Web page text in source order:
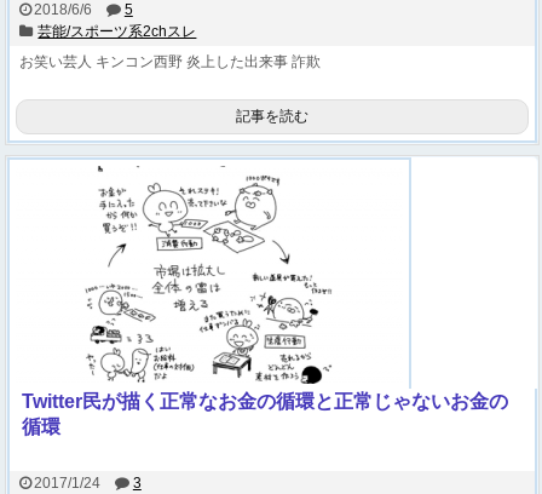
2018/6/6
5
芸能/スポーツ系2chスレ
お笑い芸人 キンコン西野 炎上した出来事 詐欺
記事を読む
Twitter民が描く正常なお金の循環と正常じゃないお金の
循環
2017/1/24
3